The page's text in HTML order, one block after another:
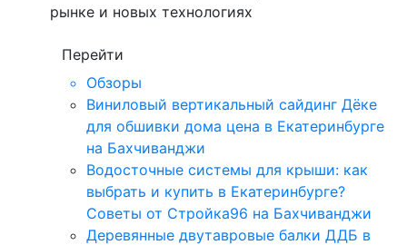
рынке и новых технологиях
Перейти
Обзоры
Виниловый вертикальный сайдинг Дёке
для обшивки дома цена в Екатеринбурге
на Бахчиванджи
Водосточные системы для крыши: как
выбрать и купить в Екатеринбурге?
Советы от Стройка96 на Бахчиванджи
Деревянные двутавровые балки ДДБ в